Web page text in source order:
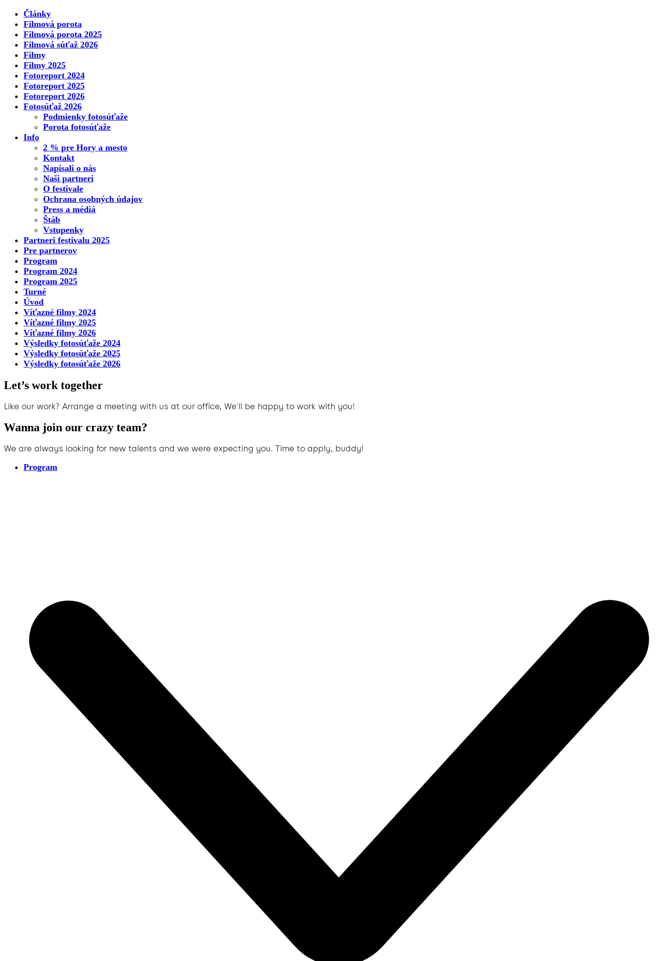
Články
Filmová porota
Filmová porota 2025
Filmová súťaž 2026
Filmy
Filmy 2025
Fotoreport 2024
Fotoreport 2025
Fotoreport 2026
Fotosúťaž 2026
Podmienky fotosúťaže
Porota fotosúťaže
Info
2 % pre Hory a mesto
Kontakt
Napísali o nás
Naši partneri
O festivale
Ochrana osobných údajov
Press a médiá
Štáb
Vstupenky
Partneri festivalu 2025
Pre partnerov
Program
Program 2024
Program 2025
Turné
Úvod
Víťazné filmy 2024
Víťazné filmy 2025
Víťazné filmy 2026
Výsledky fotosúťaže 2024
Výsledky fotosúťaže 2025
Výsledky fotosúťaže 2026
Let’s work together
Like our work? Arrange a meeting with us at our office, We'll be happy to work with you!
Wanna join our crazy team?
We are always looking for new talents and we were expecting you. Time to apply, buddy!
Program